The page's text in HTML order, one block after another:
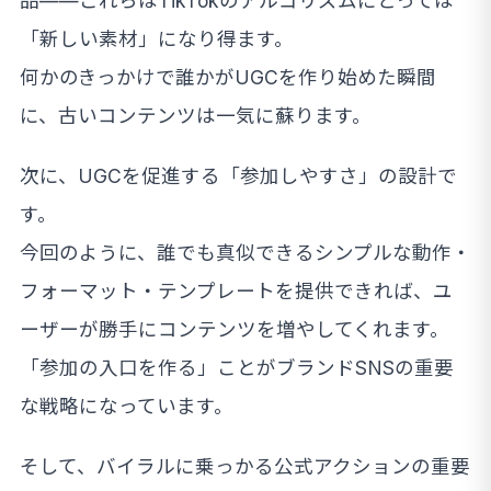
「新しい素材」になり得ます。
何かのきっかけで誰かがUGCを作り始めた瞬間
に、古いコンテンツは一気に蘇ります。
次に、UGCを促進する「参加しやすさ」の設計で
す。
今回のように、誰でも真似できるシンプルな動作・
フォーマット・テンプレートを提供できれば、ユ
ーザーが勝手にコンテンツを増やしてくれます。
「参加の入口を作る」ことがブランドSNSの重要
な戦略になっています。
そして、バイラルに乗っかる公式アクションの重要